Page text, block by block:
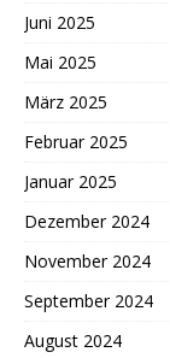
Juni 2025
Mai 2025
März 2025
Februar 2025
Januar 2025
Dezember 2024
November 2024
September 2024
August 2024